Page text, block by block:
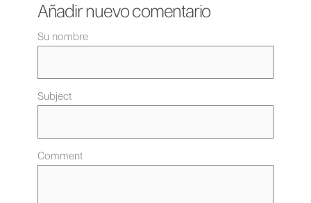
Añadir nuevo comentario
Su nombre
Subject
Comment